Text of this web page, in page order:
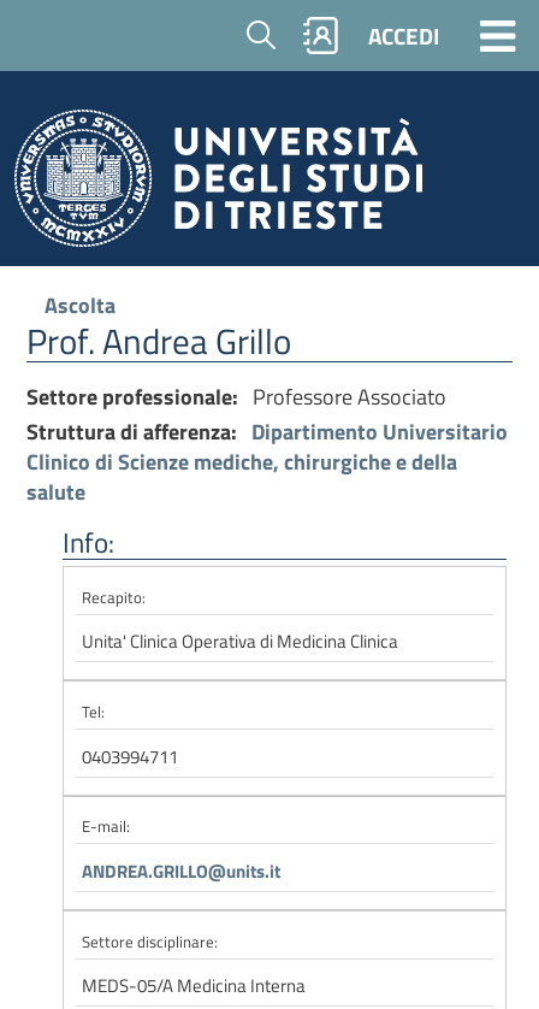
Cerca ACCEDI
Ascolta
Prof. Andrea Grillo
Settore professionale: Professore Associato
Struttura di afferenza: Dipartimento Universitario
Clinico di Scienze mediche, chirurgiche e della
salute
Info:
Recapito:
Unita' Clinica Operativa di Medicina Clinica
Tel:
0403994711
E-mail:
ANDREA.GRILLO@units.it
Settore disciplinare:
MEDS-05/A Medicina Interna